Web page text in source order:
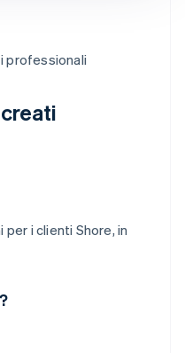
professionali
i clienti Shore, in